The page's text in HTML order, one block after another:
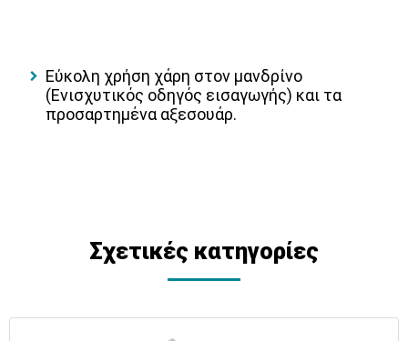
Εύκολη χρήση χάρη στον μανδρίνο
(Ενισχυτικός οδηγός εισαγωγής) και τα
προσαρτημένα αξεσουάρ.
Σχετικές κατηγορίες